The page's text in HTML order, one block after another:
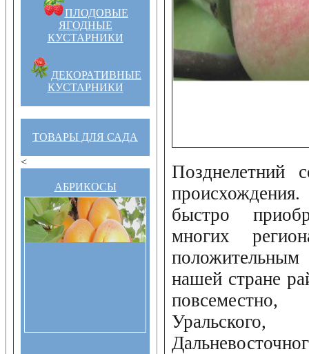
ПЛОДОВЫЕ
ЯГОДНЫЕ
КУСТАРНИКИ
ДЕКОРАТИВНЫЕ
КУСТАРНИКИ
ТОВАРЫ ДЛЯ САДА
<
АБРИКОСЫ
Позднелетний
быстро
многих
нашей стране